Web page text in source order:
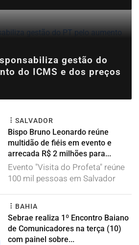
gestão do
do ICMS e dos preços
SALVADOR
Bispo Bruno Leonardo reúne
multidão de fiéis em evento e
arrecada R$ 2 milhões para...
Evento "Visita do Profeta" reúne
100 mil pessoas em Salvador
BAHIA
Sebrae realiza 1º Encontro Baiano
de Comunicadores na terça (10)
com painel sobre...